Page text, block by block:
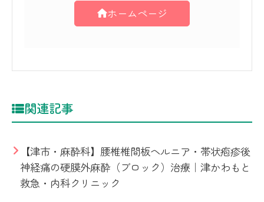
ホームページ
関連記事
【津市・麻酔科】腰椎椎間板ヘルニア・帯状疱疹後
神経痛の硬膜外麻酔（ブロック）治療｜津かわもと
救急・内科クリニック